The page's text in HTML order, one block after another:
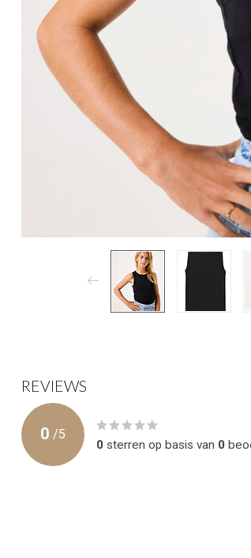
REVIEWS
0 /5
0 sterren op basis van 0